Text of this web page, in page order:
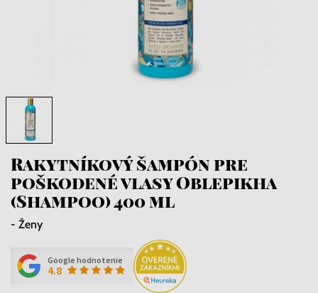
Rakytníkový šampón pre
poškodené vlasy Oblepikha
(Shampoo) 400 ml
- Ženy
Google hodnotenie
4.8